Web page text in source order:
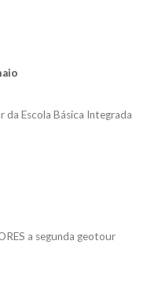
da Escola Básica Integrada
a segunda geotour